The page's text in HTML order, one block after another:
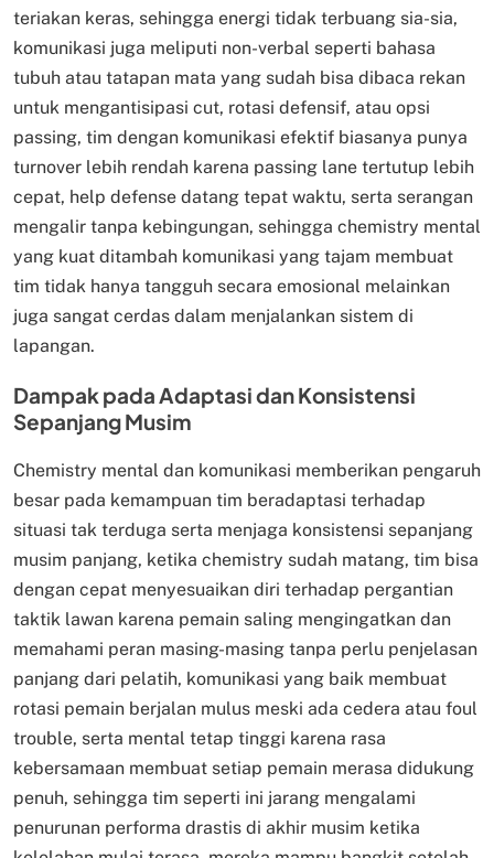
teriakan keras, sehingga energi tidak terbuang sia-sia,
komunikasi juga meliputi non-verbal seperti bahasa
tubuh atau tatapan mata yang sudah bisa dibaca rekan
untuk mengantisipasi cut, rotasi defensif, atau opsi
passing, tim dengan komunikasi efektif biasanya punya
turnover lebih rendah karena passing lane tertutup lebih
cepat, help defense datang tepat waktu, serta serangan
mengalir tanpa kebingungan, sehingga chemistry mental
yang kuat ditambah komunikasi yang tajam membuat
tim tidak hanya tangguh secara emosional melainkan
juga sangat cerdas dalam menjalankan sistem di
lapangan.
Dampak pada Adaptasi dan Konsistensi
Sepanjang Musim
Chemistry mental dan komunikasi memberikan pengaruh
besar pada kemampuan tim beradaptasi terhadap
situasi tak terduga serta menjaga konsistensi sepanjang
musim panjang, ketika chemistry sudah matang, tim bisa
dengan cepat menyesuaikan diri terhadap pergantian
taktik lawan karena pemain saling mengingatkan dan
memahami peran masing-masing tanpa perlu penjelasan
panjang dari pelatih, komunikasi yang baik membuat
rotasi pemain berjalan mulus meski ada cedera atau foul
trouble, serta mental tetap tinggi karena rasa
kebersamaan membuat setiap pemain merasa didukung
penuh, sehingga tim seperti ini jarang mengalami
penurunan performa drastis di akhir musim ketika